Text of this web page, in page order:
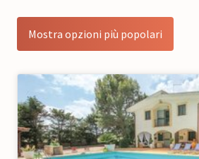
Mostra opzioni più popolari